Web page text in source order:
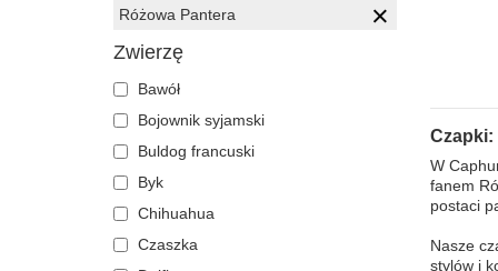
Różowa Pantera
Zwierzę
Bawół
Bojownik syjamski
Buldog francuski
Byk
Chihuahua
Czaszka
Czapki:
W
fanem
postaci
Nasze
stylów i